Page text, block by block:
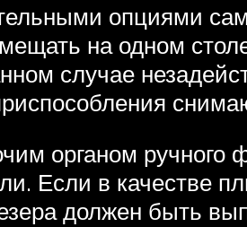
опциями
на одном
случае
органом ручного
Если в качестве
должен быть